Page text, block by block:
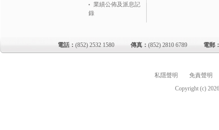
業績公佈及派息記
錄
電話： (852) 2532 1580 傳真： (852) 2810 6789 電郵
私隱聲明
免責聲明
Copyright (c)